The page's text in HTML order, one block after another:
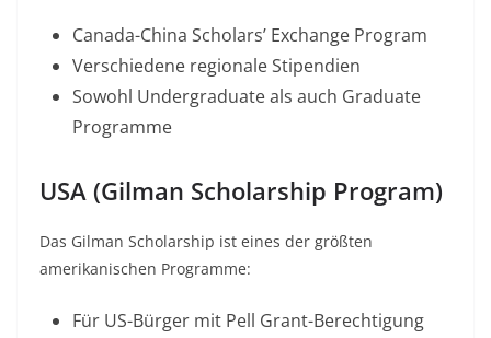
Canada-China Scholars’ Exchange Program​
Verschiedene regionale Stipendien
Sowohl Undergraduate als auch Graduate
Programme​
USA (Gilman Scholarship Program)
Das Gilman Scholarship ist eines der größten
amerikanischen Programme:
Für US-Bürger mit Pell Grant-Berechtigung